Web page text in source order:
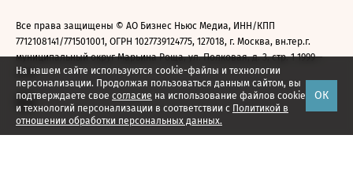
На нашем сайте используются cookie-файлы и технологии
персонализации. Продолжая пользоваться данным сайтом, вы
подтверждаете свое согласие на использование файлов cookie
и технологий персонализации в соответствии с Политикой в
отношении обработки персональных данных.
ОК
Все права защищены © АО Бизнес Ньюс Медиа, ИНН/КПП
7712108141/771501001, ОГРН 1027739124775, 127018, г. Москва, вн.тер.г.
муниципальный округ Марьина Роща, ул. Полковая, д. 3, стр. 1 1999—
2026